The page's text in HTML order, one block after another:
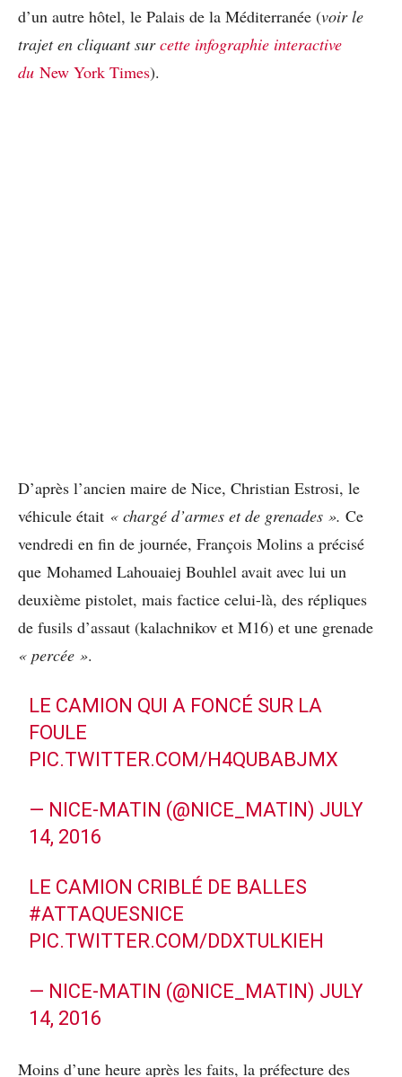
d’un autre hôtel, le Palais de la Méditerranée (voir le
trajet en cliquant surcette infographie interactive
du New York Times).
D’après l’ancien maire de Nice, Christian Estrosi, le
véhicule était « chargé d’armes et de grenades ». Ce
vendredi en fin de journée, François Molins a précisé
que Mohamed Lahouaiej Bouhlel avait avec lui un
deuxième pistolet, mais factice celui-là, des répliques
de fusils d’assaut (kalachnikov et M16) et une grenade
« percée ».
LE CAMION QUI A FONCÉ SUR LA
FOULE
PIC.TWITTER.COM/H4QUBABJMX
— NICE-MATIN (@NICE_MATIN) JULY
14, 2016
LE CAMION CRIBLÉ DE BALLES
#ATTAQUESNICE
PIC.TWITTER.COM/DDXTULKIEH
— NICE-MATIN (@NICE_MATIN) JULY
14, 2016
Moins d’une heure après les faits, la préfecture des